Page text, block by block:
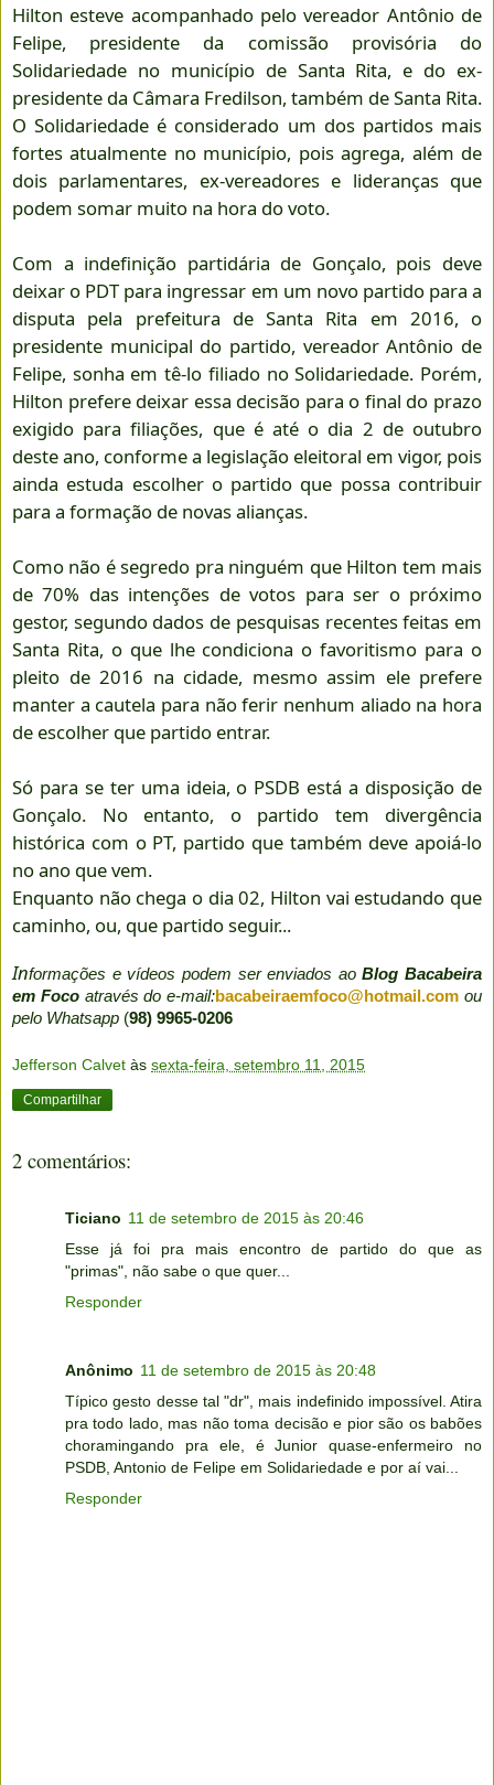
Hilton esteve acompanhado pelo vereador Antônio de
Felipe, presidente da comissão provisória do
Solidariedade no município de Santa Rita, e do ex-
presidente da Câmara Fredilson, também de Santa Rita.
O Solidariedade é considerado um dos partidos mais
fortes atualmente no município, pois agrega, além de
dois parlamentares, ex-vereadores e lideranças que
podem somar muito na hora do voto.
Com a indefinição partidária de Gonçalo, pois deve
deixar o PDT para ingressar em um novo partido para a
disputa pela prefeitura de Santa Rita em 2016, o
presidente municipal do partido, vereador Antônio de
Felipe, sonha em tê-lo filiado no Solidariedade. Porém,
Hilton prefere deixar essa decisão para o final do prazo
exigido para filiações, que é até o dia 2 de outubro
deste ano, conforme a legislação eleitoral em vigor, pois
ainda estuda escolher o partido que possa contribuir
para a formação de novas alianças.
Como não é segredo pra ninguém que Hilton tem mais
de 70% das intenções de votos para ser o próximo
gestor, segundo dados de pesquisas recentes feitas em
Santa Rita, o que lhe condiciona o favoritismo para o
pleito de 2016 na cidade, mesmo assim ele prefere
manter a cautela para não ferir nenhum aliado na hora
de escolher que partido entrar.
Só para se ter uma ideia, o PSDB está a disposição de
Gonçalo. No entanto, o partido tem divergência
histórica com o PT, partido que também deve apoiá-lo
no ano que vem.
Enquanto não chega o dia 02, Hilton vai estudando que
caminho, ou, que partido seguir...
Informações e vídeos podem ser enviados aoBlog Bacabeira
em Focoatravés do e-mail:bacabeiraemfoco@hotmail.com ou
pelo Whatsapp (98) 9965-0206
Jefferson Calvet às sexta-feira, setembro 11, 2015
Compartilhar
2 comentários:
Ticiano 11 de setembro de 2015 às 20:46
Esse já foi pra mais encontro de partido do que as
"primas", não sabe o que quer...
Responder
Anônimo 11 de setembro de 2015 às 20:48
Típico gesto desse tal "dr", mais indefinido impossível. Atira
pra todo lado, mas não toma decisão e pior são os babões
choramingando pra ele, é Junior quase-enfermeiro no
PSDB, Antonio de Felipe em Solidariedade e por aí vai...
Responder